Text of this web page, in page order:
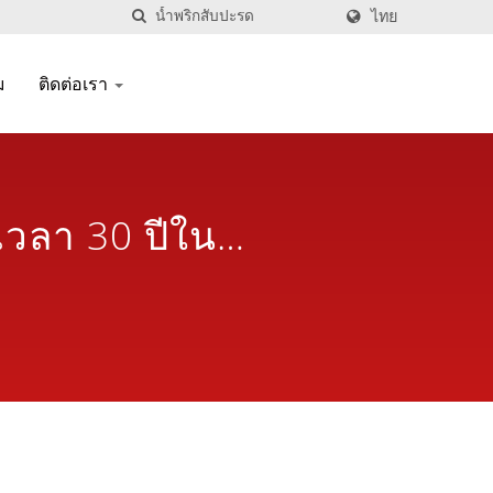
ไทย
ติดต่อเรา
ลา 30 ปีใน